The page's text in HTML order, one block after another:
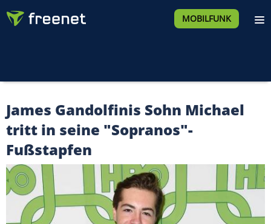
MOBILFUNK
James Gandolfinis Sohn Michael
tritt in seine "Sopranos"-
Fußstapfen